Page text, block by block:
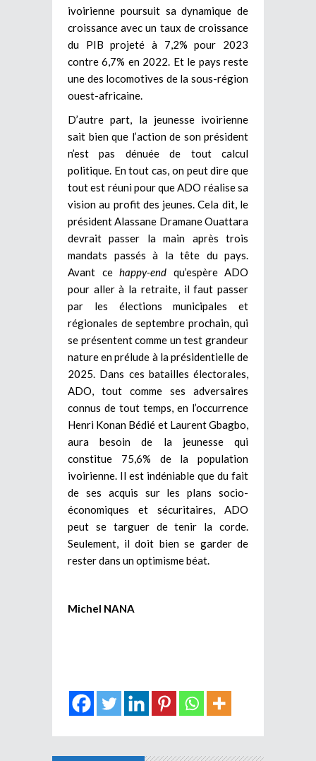
ivoirienne poursuit sa dynamique de
croissance avec un taux de croissance
du PIB projeté à 7,2% pour 2023
contre 6,7% en 2022. Et le pays reste
une des locomotives de la sous-région
ouest-africaine.
D’autre part, la jeunesse ivoirienne
sait bien que l’action de son président
n’est pas dénuée de tout calcul
politique. En tout cas, on peut dire que
tout est réuni pour que ADO réalise sa
vision au profit des jeunes. Cela dit, le
président Alassane Dramane Ouattara
devrait passer la main après trois
mandats passés à la tête du pays.
Avant ce happy-end qu’espère ADO
pour aller à la retraite, il faut passer
par les élections municipales et
régionales de septembre prochain, qui
se présentent comme un test grandeur
nature en prélude à la présidentielle de
2025. Dans ces batailles électorales,
ADO, tout comme ses adversaires
connus de tout temps, en l’occurrence
Henri Konan Bédié et Laurent Gbagbo,
aura besoin de la jeunesse qui
constitue 75,6% de la population
ivoirienne. Il est indéniable que du fait
de ses acquis sur les plans socio-
économiques et sécuritaires, ADO
peut se targuer de tenir la corde.
Seulement, il doit bien se garder de
rester dans un optimisme béat.
Michel NANA